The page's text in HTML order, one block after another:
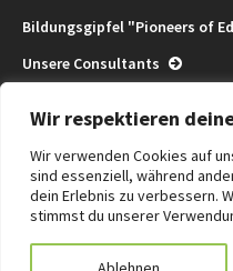
Wir respektieren
Wir verwenden Cookies auf
sind essenziell, während
dein Erlebnis zu verbessern.
stimmst du unserer
Bildungsgipfel "Pioneers of
Unsere Consultants
Termine
Die Kraft des Wir